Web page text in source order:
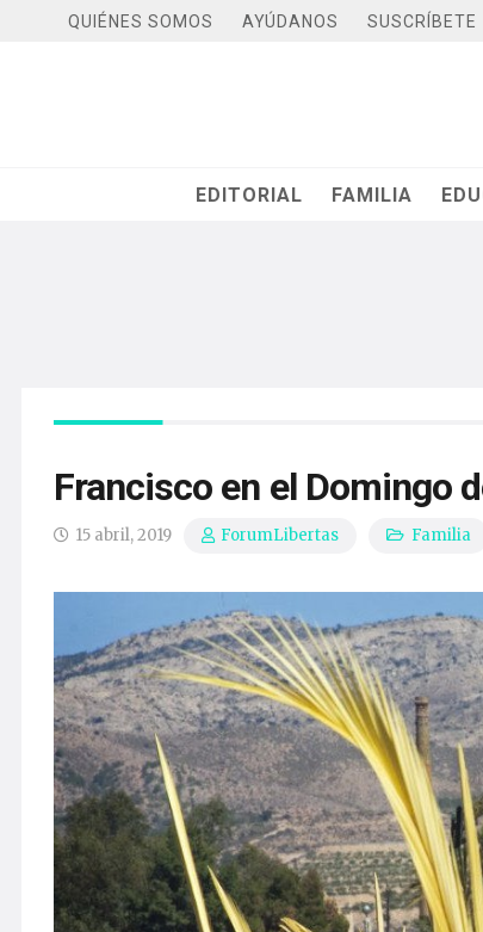
QUIÉNES SOMOS AYÚDANOS SUSCRÍBETE
EDITORIAL FAMILIA
Francisco en el Domingo
15 abril, 2019 ForumLibertas Familia